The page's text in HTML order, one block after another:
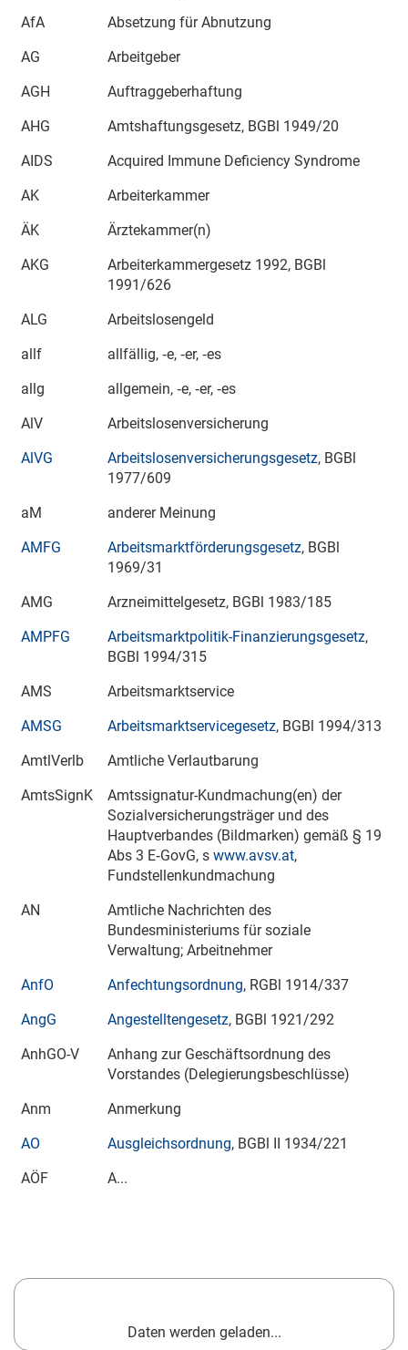
AfA
Absetzung für Abnutzung
AG
Arbeitgeber
AGH
Auftraggeberhaftung
AHG
Amtshaftungsgesetz, BGBl 1949/20
AIDS
Acquired Immune Deficiency Syndrome
AK
Arbeiterkammer
ÄK
Ärztekammer(n)
AKG
Arbeiterkammergesetz 1992, BGBl
1991/626
ALG
Arbeitslosengeld
allf
allfällig, ‑e, ‑er, ‑es
allg
allgemein, ‑e, ‑er, ‑es
AlV
Arbeitslosenversicherung
AlVG
Arbeitslosenversicherungsgesetz, BGBl
1977/609
aM
anderer Meinung
AMFG
Arbeitsmarktförderungsgesetz, BGBl
1969/31
AMG
Arzneimittelgesetz, BGBl 1983/185
AMPFG
Arbeitsmarktpolitik-Finanzierungsgesetz,
BGBl 1994/315
AMS
Arbeitsmarktservice
AMSG
Arbeitsmarktservicegesetz, BGBl 1994/313
AmtlVerlb
Amtliche Verlautbarung
AmtsSignK
Amtssignatur-Kundmachung(en) der
Sozialversicherungsträger und des
Hauptverbandes (Bildmarken) gemäß § 19
Abs 3 E‑GovG, s www.avsv.at,
Fundstellenkundmachung
AN
Amtliche Nachrichten des
Bundesministeriums für soziale
Verwaltung; Arbeitnehmer
AnfO
Anfechtungsordnung, RGBl 1914/337
AngG
Angestelltengesetz, BGBl 1921/292
AnhGO-V
Anhang zur Geschäftsordnung des
Vorstandes (Delegierungsbeschlüsse)
Anm
Anmerkung
AO
Ausgleichsordnung, BGBl
II 1934/221
AÖF
A...
Daten werden geladen...